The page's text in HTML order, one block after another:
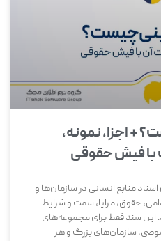
اجزا، نمونه،
با فیش حقوقی
منابع انسانی در سازمان‌ها و
حقوق، مزایا، سمت و شرایط
سند فقط برای مجموعه‌های
سازمان‌های بزرگ و هر